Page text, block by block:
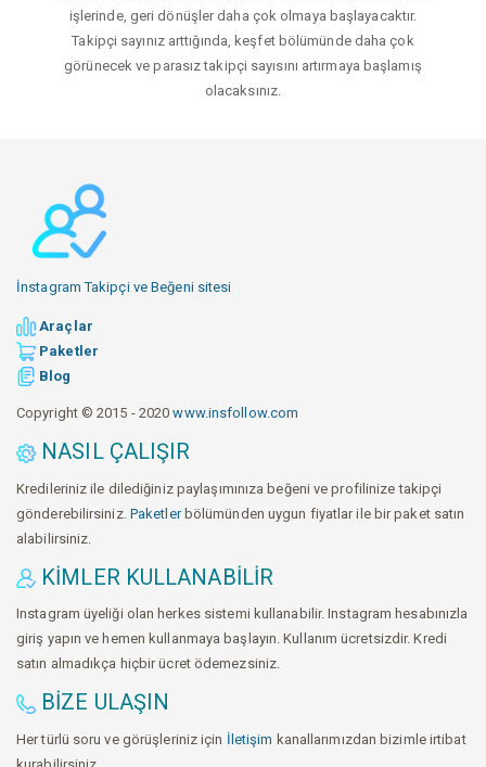
işlerinde, geri dönüşler daha çok olmaya başlayacaktır.
Takipçi sayınız arttığında, keşfet bölümünde daha çok
görünecek ve parasız takipçi sayısını artırmaya başlamış
olacaksınız.
İnstagram Takipçi ve Beğeni sitesi
Araçlar
Paketler
Blog
Copyright © 2015 - 2020www.insfollow.com
NASIL ÇALIŞIR
Kredileriniz ile dilediğiniz paylaşımınıza beğeni ve profilinize takipçi
gönderebilirsiniz. Paketlerbölümünden uygun fiyatlar ile bir paket satın
alabilirsiniz.
KIMLER KULLANABILIR
Instagram üyeliği olan herkes sistemi kullanabilir. Instagram hesabınızla
giriş yapın ve hemen kullanmaya başlayın. Kullanım ücretsizdir. Kredi
satın almadıkça hiçbir ücret ödemezsiniz.
BIZE ULAŞIN
Her türlü soru ve görüşleriniz için İletişim kanallarımızdan bizimle irtibat